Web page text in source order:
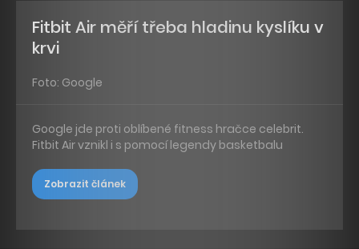
Fitbit Air měří třeba hladinu kyslíku v
krvi
Foto: Google
Google jde proti oblíbené fitness hračce celebrit.
Fitbit Air vznikl i s pomocí legendy basketbalu
Zobrazit článek